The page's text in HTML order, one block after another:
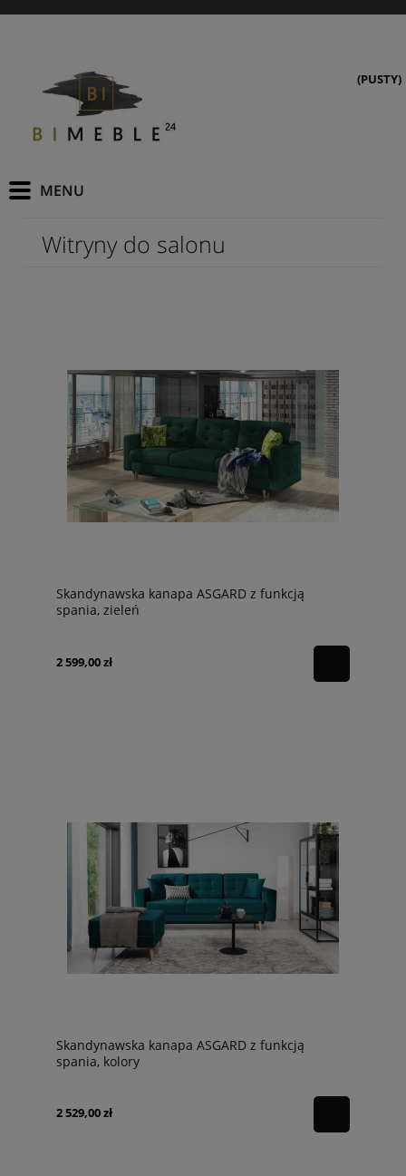
(PUSTY)
Witryny do salonu
Skandynawska kanapa ASGARD z funkcją
spania, zieleń
2 599,00 zł
Skandynawska kanapa ASGARD z funkcją
spania, kolory
2 529,00 zł